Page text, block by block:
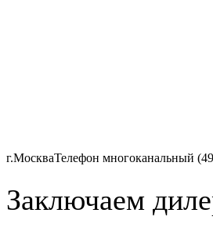
г.МоскваТелефон многоканальный
Заключаем